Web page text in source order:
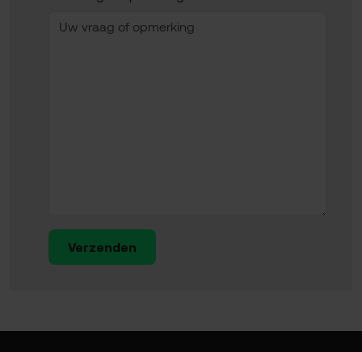
Verzenden